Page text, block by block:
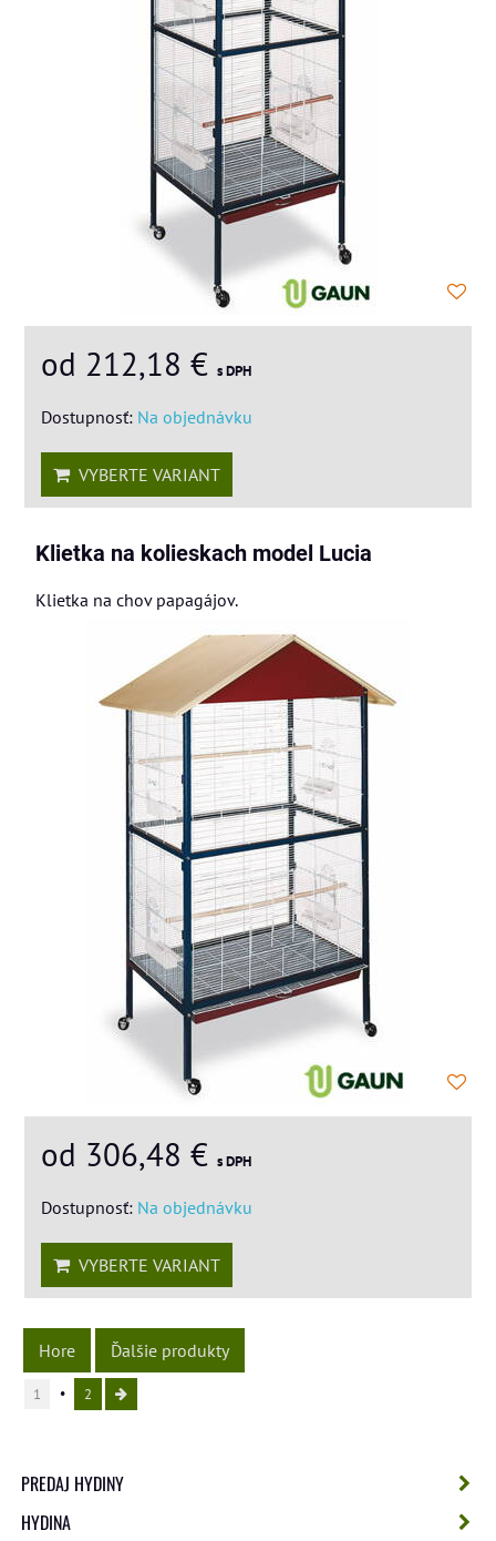
od 212,18 € s DPH
Dostupnosť: Na objednávku
VYBERTE VARIANT
Klietka na kolieskach model Lucia
Klietka na chov papagájov.
od 306,48 € s DPH
Dostupnosť: Na objednávku
VYBERTE VARIANT
Hore Ďalšie produkty
1 2
PREDAJ HYDINY
HYDINA